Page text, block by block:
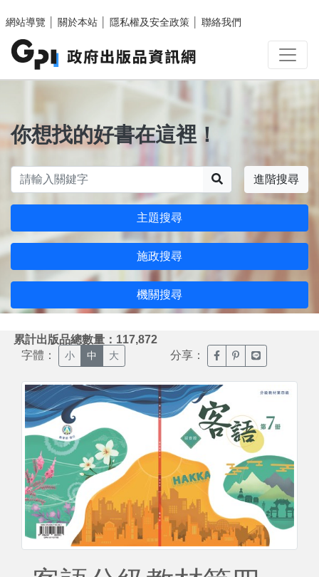
網站導覽
關於本站 隱私權及安全政策 聯絡我們
你想找的好書在這裡！
進階搜尋
主題搜尋
施政搜尋
機關搜尋
累計出版品總數量：117,872
字體： 小 中 大 分享： 臉書分享(另開新視窗)
噗浪分享(另開新
Line分享(另